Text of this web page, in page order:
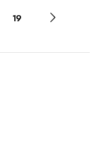
19